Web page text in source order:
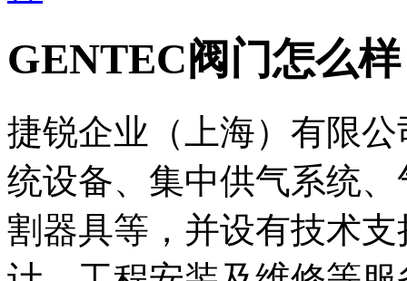
GENTEC阀门怎么
捷锐企业（上海）有限
统设备、集中供气系统
割器具等，并设有技术